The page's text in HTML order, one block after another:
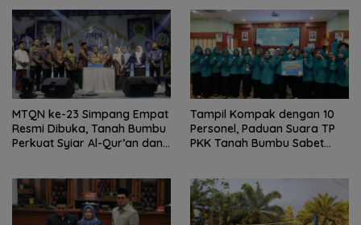
MTQN ke-23 Simpang Empat
Resmi Dibuka, Tanah Bumbu
Perkuat Syiar Al-Qur’an dan
Tampil Kompak dengan 10
Personel, Paduan Suara TP
PKK Tanah Bumbu Sabet